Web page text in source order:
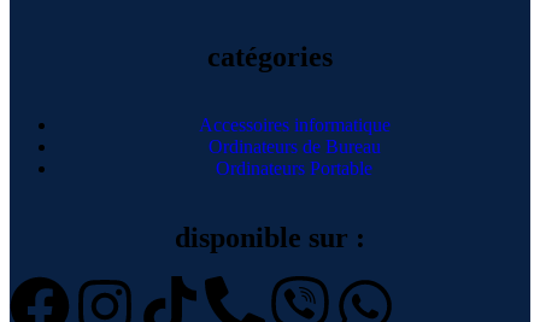
catégories
Accessoires informatique
Ordinateurs de Bureau
Ordinateurs Portable
disponible sur :